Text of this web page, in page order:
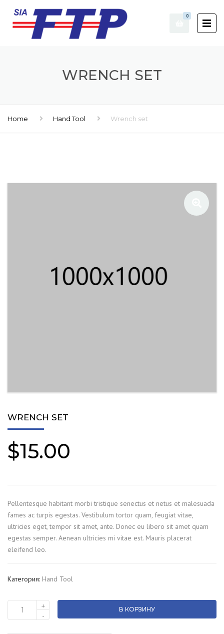
0
WRENCH SET
Home Hand Tool Wrench set
WRENCH SET
$15.00
Pellentesque habitant morbi tristique senectus et netus et malesuada
fames ac turpis egestas. Vestibulum tortor quam, feugiat vitae,
ultricies eget, tempor sit amet, ante. Donec eu libero sit amet quam
egestas semper. Aenean ultricies mi vitae est. Mauris placerat
eleifend leo.
Категория: Hand Tool
Количество
+
-
В КОРЗИНУ